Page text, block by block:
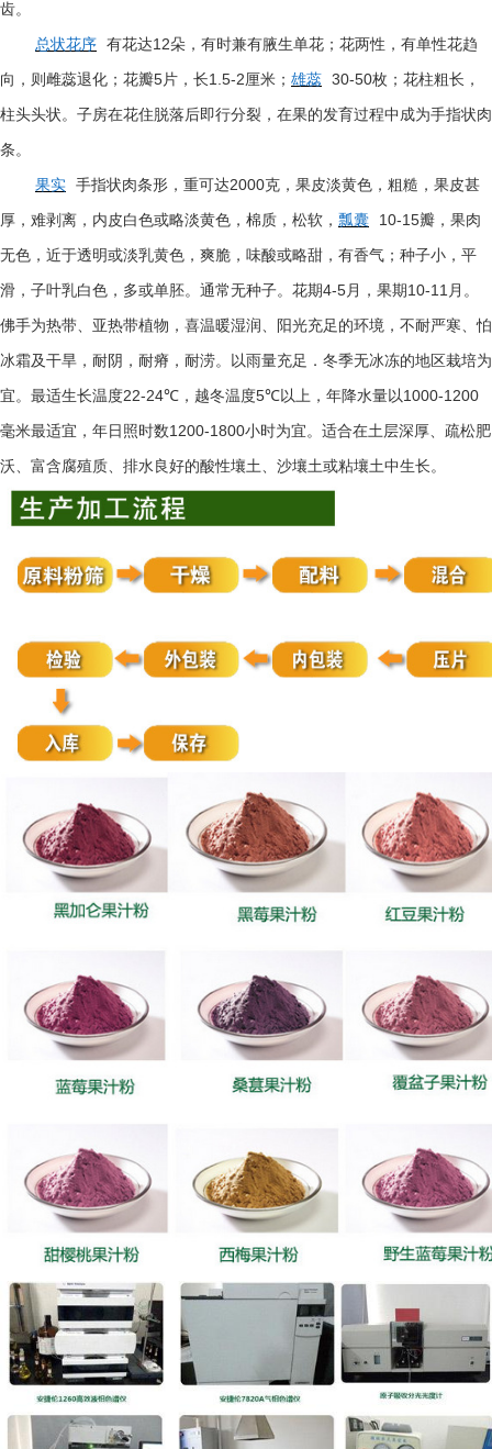
齿。
总状花序 有花达12朵，有时兼有腋生单花；花两性，有单性花趋
向，则雌蕊退化；花瓣5片，长1.5-2厘米； 雄蕊 30-50枚；花柱粗长，
柱头头状。子房在花住脱落后即行分裂，在果的发育过程中成为手指状肉
条。
果实 手指状肉条形，重可达2000克，果皮淡黄色，粗糙，果皮甚
厚，难剥离，内皮白色或略淡黄色，棉质，松软， 瓢囊 10-15瓣，果肉
无色，近于透明或淡乳黄色，爽脆，味酸或略甜，有香气；种子小，平
滑，子叶乳白色，多或单胚。通常无种子。花期4-5月，果期 10-11 月。
佛手为热带、亚热带植物，喜温暖湿润、阳光充足的环境，不耐严寒、怕
冰霜及干旱，耐阴，耐瘠，耐涝。以雨量充足．冬季无冰冻的地区栽培为
宜。最适生长温度22-24℃ ，越冬温度5℃以上，年降水量以1000-1200
毫米最适宜，年日照时数1200-1800小时为宜。适合在土层深厚、疏松肥
沃、富含腐殖质、排水良好的酸性壤土、沙壤土或粘壤土中生长。